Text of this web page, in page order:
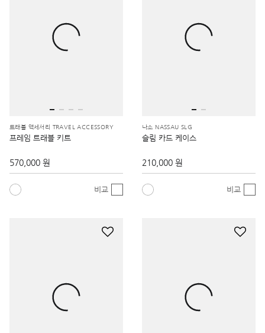
트래블 액세서리 TRAVEL ACCESSORY
프레임 트래블 키트
570,000 원
비교
나소 NASSAU SLG
슬림 카드 케이스
210,000 원
비교